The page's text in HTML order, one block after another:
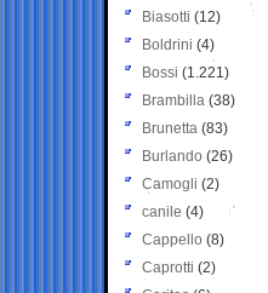
Biasotti (12)
Boldrini (4)
Bossi (1.221)
Brambilla (38)
Brunetta (83)
Burlando (26)
Camogli (2)
canile (4)
Cappello (8)
Caprotti (2)